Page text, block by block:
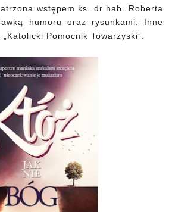
wstępem ks. dr hab. Roberta
humoru oraz rysunkami. Inne
Pomocnik Towarzyski”.